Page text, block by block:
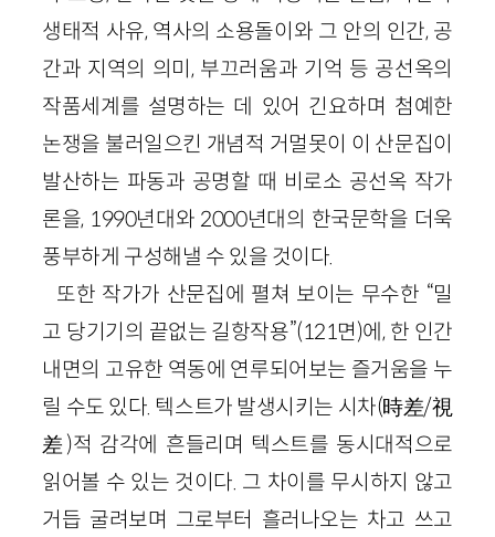
생태적 사유, 역사의 소용돌이와 그 안의 인간, 공
간과 지역의 의미, 부끄러움과 기억 등 공선옥의
작품세계를 설명하는 데 있어 긴요하며 첨예한
논쟁을 불러일으킨 개념적 거멀못이 이 산문집이
발산하는 파동과 공명할 때 비로소 공선옥 작가
론을, 1990년대와 2000년대의 한국문학을 더욱
풍부하게 구성해낼 수 있을 것이다.
또한 작가가 산문집에 펼쳐 보이는 무수한 “밀
고 당기기의 끝없는 길항작용”(121면)에, 한 인간
내면의 고유한 역동에 연루되어보는 즐거움을 누
릴 수도 있다. 텍스트가 발생시키는 시차(時差/視
差)적 감각에 흔들리며 텍스트를 동시대적으로
읽어볼 수 있는 것이다. 그 차이를 무시하지 않고
거듭 굴려보며 그로부터 흘러나오는 차고 쓰고